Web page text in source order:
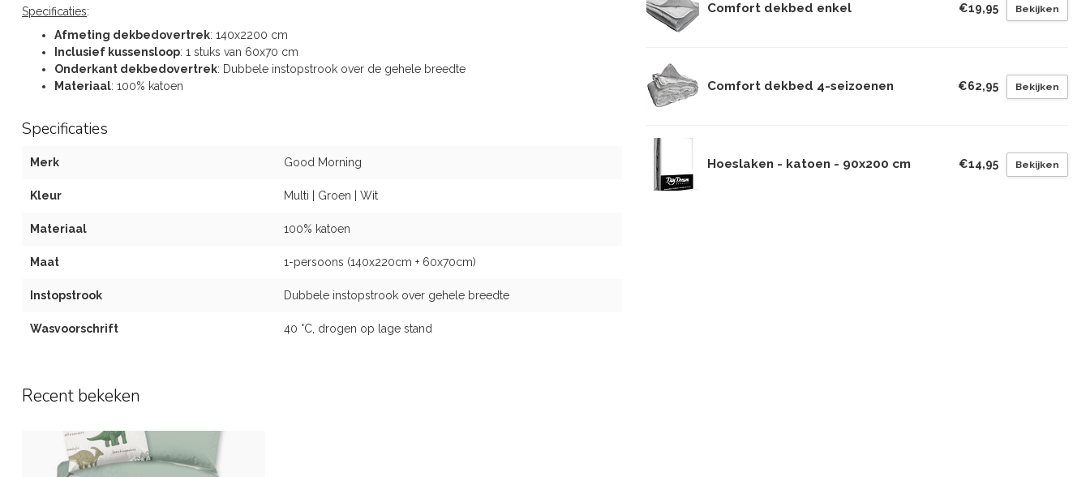
Specificaties:
Afmeting dekbedovertrek: 140x2200 cm
Inclusief kussensloop: 1 stuks van 60x70 cm
Onderkant dekbedovertrek: Dubbele instopstrook over de gehele breedte
Materiaal: 100% katoen
Specificaties
Merk Good Morning
Kleur Multi | Groen | Wit
Materiaal 100% katoen
Maat 1-persoons (140x220cm + 60x70cm)
Instopstrook Dubbele instopstrook over gehele breedte
Wasvoorschrift 40 °C, drogen op lage stand
Comfort dekbed enkel €19,95 Bekijken
Comfort dekbed 4-seizoenen €62,95 Bekijken
Hoeslaken - katoen - 90x200 cm €14,95 Bekijken
Recent bekeken